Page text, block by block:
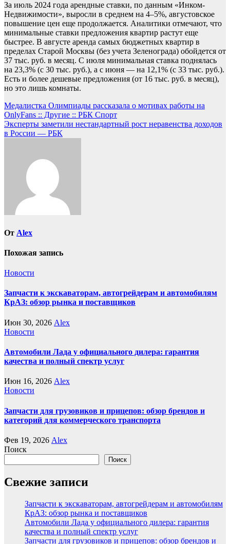
За июль 2024 года арендные ставки, по данным «Инком-
Недвижимости», выросли в среднем на 4–5%, августовское
повышение цен еще продолжается. Аналитики отмечают, что
минимальные ставки предложения квартир растут еще
быстрее. В августе аренда самых бюджетных квартир в
пределах Старой Москвы (без учета Зеленограда) обойдется от
37 тыс. руб. в месяц. С июля минимальная ставка поднялась
на 23,3% (с 30 тыс. руб.), а с июня — на 12,1% (с 33 тыс. руб.).
Есть и более дешевые предложения (от 16 тыс. руб. в месяц),
но это лишь комнаты.
Навигация
по
записям
Медалистка Олимпиады рассказала о мотивах работы на
OnlyFans :: Другие :: РБК Спорт
Эксперты заметили нестандартный рост неравенства доходов
в России — РБК
От Alex
Похожая запись
Новости
Запчасти к экскаваторам, автогрейдерам и автомобилям
КрАЗ: обзор рынка и поставщиков
Июн 30, 2026 Alex
Новости
Автомобили Лада у официального дилера: гарантия
качества и полный спектр услуг
Июн 16, 2026 Alex
Новости
Запчасти для грузовиков и прицепов: обзор брендов и
категорий для коммерческого транспорта
Фев 19, 2026 Alex
Поиск
Поиск
Свежие записи
Запчасти к экскаваторам, автогрейдерам и автомобилям
КрАЗ: обзор рынка и поставщиков
Автомобили Лада у официального дилера: гарантия
качества и полный спектр услуг
Запчасти для грузовиков и прицепов: обзор брендов и